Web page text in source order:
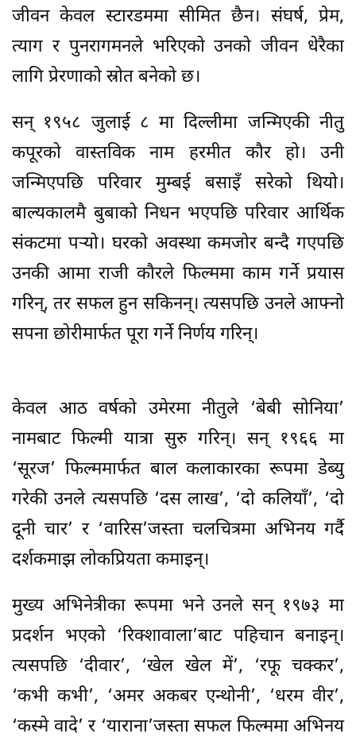
जीवन केवल स्टारडममा सीमित छैन। संघर्ष, प्रेम,
त्याग र पुनरागमनले भरिएको उनको जीवन धेरैका
लागि प्रेरणाको स्रोत बनेको छ।
सन् १९५८ जुलाई ८ मा दिल्लीमा जन्मिएकी नीतु
कपूरको वास्तविक नाम हरमीत कौर हो। उनी
जन्मिएपछि परिवार मुम्बई बसाइँ सरेको थियो।
बाल्यकालमै बुबाको निधन भएपछि परिवार आर्थिक
संकटमा पर्‍यो। घरको अवस्था कमजोर बन्दै गएपछि
उनकी आमा राजी कौरले फिल्ममा काम गर्ने प्रयास
गरिन्, तर सफल हुन सकिनन्। त्यसपछि उनले आफ्नो
सपना छोरीमार्फत पूरा गर्ने निर्णय गरिन्।
केवल आठ वर्षको उमेरमा नीतुले ‘बेबी सोनिया’
नामबाट फिल्मी यात्रा सुरु गरिन्। सन् १९६६ मा
‘सूरज’ फिल्ममार्फत बाल कलाकारका रूपमा डेब्यु
गरेकी उनले त्यसपछि ‘दस लाख’, ‘दो कलियाँ’, ‘दो
दूनी चार’ र ‘वारिस’जस्ता चलचित्रमा अभिनय गर्दै
दर्शकमाझ लोकप्रियता कमाइन्।
मुख्य अभिनेत्रीका रूपमा भने उनले सन् १९७३ मा
प्रदर्शन भएको ‘रिक्शावाला’बाट पहिचान बनाइन्।
त्यसपछि ‘दीवार’, ‘खेल खेल में’, ‘रफू चक्कर’,
‘कभी कभी’, ‘अमर अकबर एन्थोनी’, ‘धरम वीर’,
‘कस्मे वादे’ र ‘याराना’जस्ता सफल फिल्ममा अभिनय